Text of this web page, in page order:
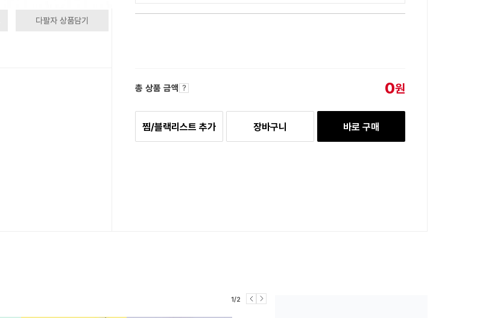
다팔자 상품담기
총 상품 금액 0원
찜/블랙리스트 추가 장바구니 바로 구매
1/2